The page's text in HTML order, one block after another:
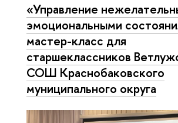
«Управление
эмоциональными
мастер-класс для
старшеклассников
СОШ Краснобаковского
муниципального округа